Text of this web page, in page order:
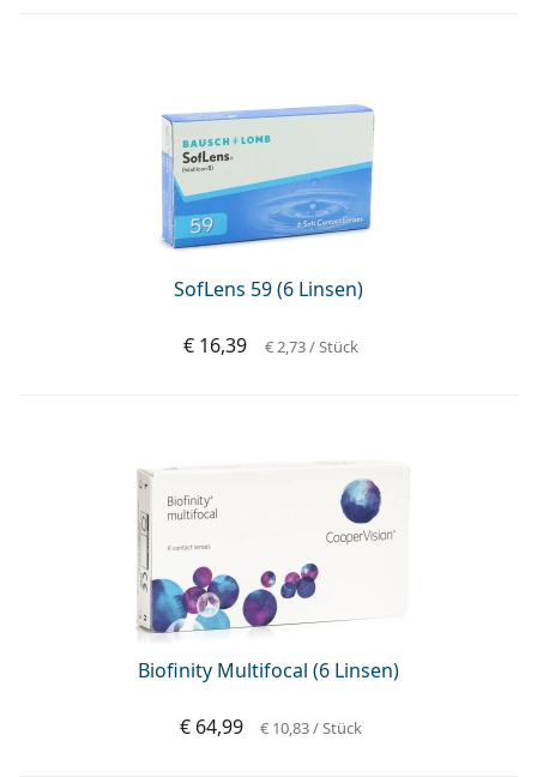
SofLens 59 (6 Linsen)
€ 16,39 € 2,73/ Stück
Biofinity Multifocal (6 Linsen)
€ 64,99 € 10,83/ Stück